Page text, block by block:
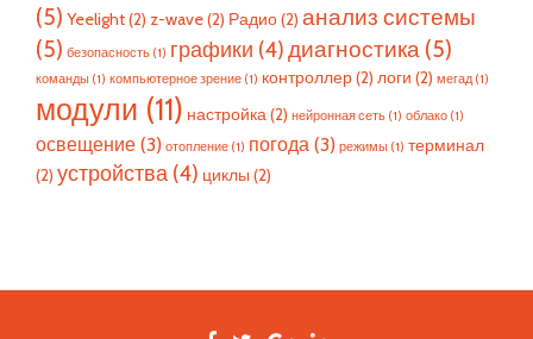
(5) Yeelight(2) z-wave(2) Радио(2) анализ системы
(5) безопасность (1) графики (4)диагностика (5)
команды (1) компьютерное зрение (1) контроллер(2) логи (2) мегад (1)
модули (11) настройка (2) нейронная сеть (1) облако (1)
освещение (3) отопление (1) погода (3) режимы (1) терминал
(2) устройства (4) циклы (2)